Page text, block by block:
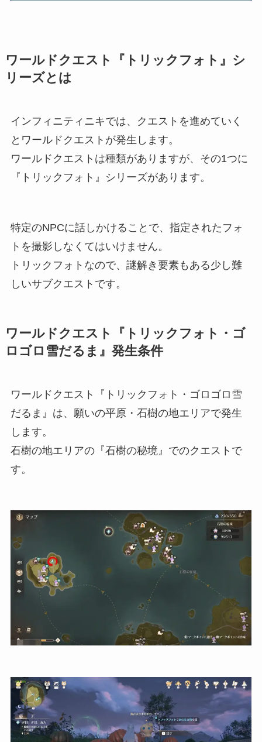
ワールドクエスト『トリックフォト』シ
リーズとは
インフィニティニキでは、クエストを進めていく
とワールドクエストが発生します。
ワールドクエストは種類がありますが、その1つに
『トリックフォト』シリーズがあります。
特定のNPCに話しかけることで、指定されたフォ
トを撮影しなくてはいけません。
トリックフォトなので、謎解き要素もある少し難
しいサブクエストです。
ワールドクエスト『トリックフォト・ゴ
ロゴロ雪だるま』発生条件
ワールドクエスト『トリックフォト・ゴロゴロ雪
だるま』は、願いの平原・石樹の地エリアで発生
します。
石樹の地エリアの『石樹の秘境』でのクエストで
す。